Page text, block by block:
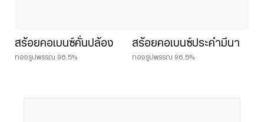
สร้อยคอเบนซ์คั่นปล้อง
ทองรูปพรรณ 96.5%
สร้อยคอเบนซ์ประคำมีนา
ทองรูปพรรณ 96.5%